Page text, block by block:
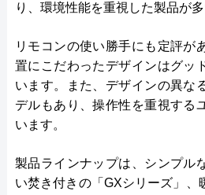
り、環境性能を重視した製品が多
リモコンの使い勝手にも定評が
置にこだわったデザインはグッ
います。また、デザインの異な
デルもあり、操作性を重視する
います。
製品ラインナップは、シンプル
い焚き付きの「GXシリーズ」、